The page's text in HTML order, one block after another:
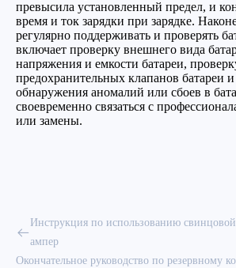
превысила установленный предел, и
время и ток зарядки при зарядке.
регулярно поддерживать и проверять
включает проверку внешнего вида
напряжения и емкости батареи,
предохранительных клапанов батареи
обнаружения аномалий или сбоев в
своевременно связаться с
или замены.
Инструкция по использованию
ампер
Окончательное руководство по резервному